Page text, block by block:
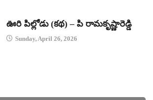
ఊరి పిల్లోడు (కథ) – పి రామకృష్ణారెడ్డి
Sunday, April 26, 2026